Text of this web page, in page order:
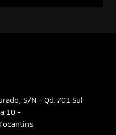
S/N - Qd.701 Sul
10 -